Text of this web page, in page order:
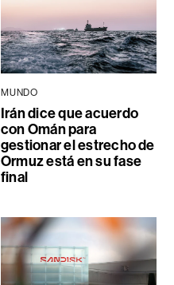
MUNDO
Irán dice que acuerdo
con Omán para
gestionar el estrecho de
Ormuz está en su fase
final